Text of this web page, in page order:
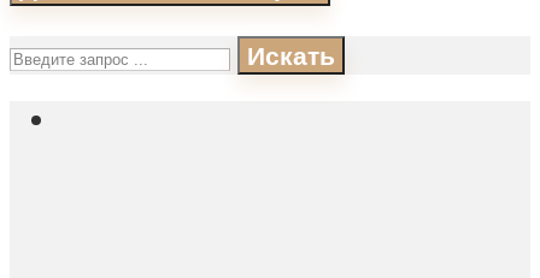
Искать